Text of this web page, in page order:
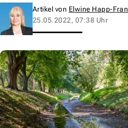
Artikel von Elwine Happ-
25.05.2022, 07:38 Uhr